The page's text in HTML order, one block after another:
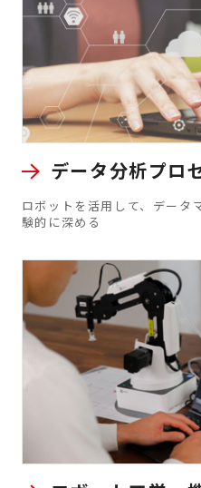
データ分析プロ
ロボットを活用して、データ
験的に深める